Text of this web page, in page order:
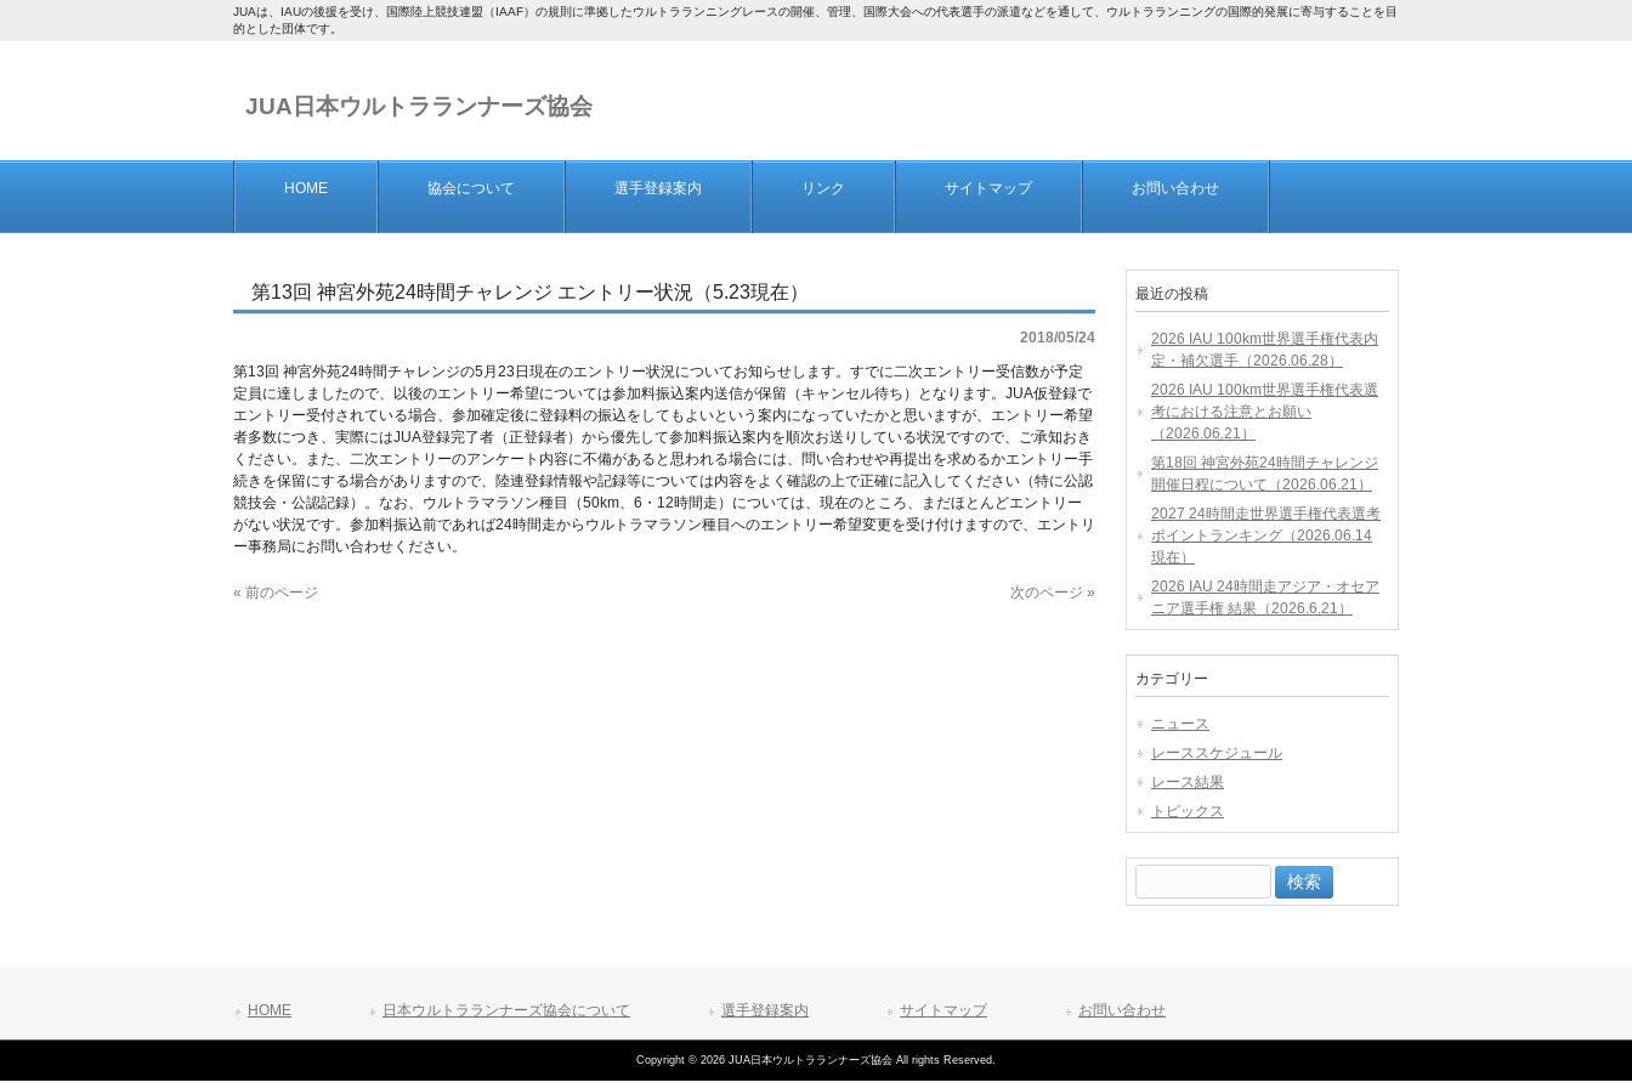
JUAは、IAUの後援を受け、国際陸上競技連盟（IAAF）の規則に準拠したウルトラランニングレースの開催、管理、国際大会への代表選手の派遣などを通して、ウルトラランニングの国際的発展に寄与することを目
的とした団体です。
JUA日本ウルトラランナーズ協会
HOME 協会について 選手登録案内 リンク サイトマップ お問い合わせ
第13回 神宮外苑24時間チャレンジ エントリー状況（5.23現在）
2018/05/24
第13回 神宮外苑24時間チャレンジの5月23日現在のエントリー状況についてお知らせします。すでに二次エントリー受信数が予定
定員に達しましたので、以後のエントリー希望については参加料振込案内送信が保留（キャンセル待ち）となります。JUA仮登録で
エントリー受付されている場合、参加確定後に登録料の振込をしてもよいという案内になっていたかと思いますが、エントリー希望
者多数につき、実際にはJUA登録完了者（正登録者）から優先して参加料振込案内を順次お送りしている状況ですので、ご承知おき
ください。また、二次エントリーのアンケート内容に不備があると思われる場合には、問い合わせや再提出を求めるかエントリー手
続きを保留にする場合がありますので、陸連登録情報や記録等については内容をよく確認の上で正確に記入してください（特に公認
競技会・公認記録）。なお、ウルトラマラソン種目（50km、6・12時間走）については、現在のところ、まだほとんどエントリー
がない状況です。参加料振込前であれば24時間走からウルトラマラソン種目へのエントリー希望変更を受け付けますので、エントリ
ー事務局にお問い合わせください。
« 前のページ 次のページ »
最近の投稿
2026 IAU 100km世界選手権代表内
定・補欠選手（2026.06.28）
2026 IAU 100km世界選手権代表選
考における注意とお願い
（2026.06.21）
第18回 神宮外苑24時間チャレンジ
開催日程について（2026.06.21）
2027 24時間走世界選手権代表選考
ポイントランキング（2026.06.14
現在）
2026 IAU 24時間走アジア・オセア
ニア選手権 結果（2026.6.21）
カテゴリー
ニュース
レーススケジュール
レース結果
トピックス
索:
HOME 日本ウルトラランナーズ協会について 選手登録案内 サイトマップ お問い合わせ
Copyright © 2026 JUA日本ウルトラランナーズ協会 All rights Reserved.